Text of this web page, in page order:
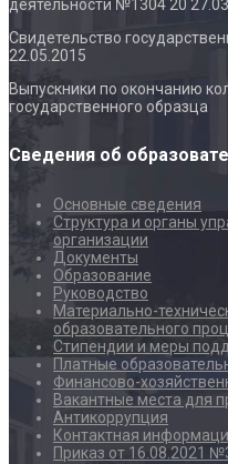
деятельности №1304 20
Свидетельство
22.05.2015
Выпускники по окончанию
государственного образца
Сведения об
Основные сведения
Структура и органы
организации
Документы
Образование
Руководство
Материально-
образовательного
Стипендии и меры
Платные
Финансово-
Вакантные места для
Антикоррупция
Контактная
Приказ от 16.08.2021